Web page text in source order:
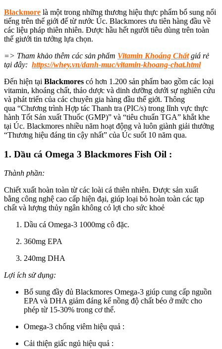
Blackmore là một trong những thương hiệu thực phẩm bổ sung nổi
tiếng trên thế giới đế từ nước Úc. Blackmores ưu tiên hàng đầu về
các liệu pháp thiên nhiên. Được hầu hết người tiêu dùng trên toàn
thế giưới tin tưởng lựa chọn.
=> Tham khảo thêm các sản phẩm Vitamin Khoáng Chấtgiá rẻ
tại đây: https://whey.vn/danh-muc/vitamin-khoang-chat.html
Đến hiện tại Blackmores có hơn 1.200 sản phẩm bao gồm các loại
vitamin, khoáng chất, thảo dược và dinh dưỡng dưới sự nghiên cứu
và phát triển của các chuyên gia hàng đầu thế giới. Thông
qua “Chương trình Hợp tác Thanh tra (PIC/s) trong lĩnh vực thực
hành Tốt Sản xuất Thuốc (GMP)” và “tiêu chuẩn TGA” khắt khe
tại Úc. Blackmores nhiều năm hoạt động và luôn giành giải thưởng
“Thương hiệu đáng tin cậy nhất” của Úc suốt 10 năm qua.
1. Dầu cá Omega 3 Blackmores Fish Oil :
Thành phần:
Chiết xuất hoàn toàn từ các loài cá thiên nhiên. Được sản xuất
bằng công nghệ cao cấp hiện đại, giúp loại bỏ hoàn toàn các tạp
chất và lượng thủy ngân không có lợi cho sức khoẻ
Dầu cá Omega-3 1000mg cô đặc.
360mg EPA
240mg DHA
Lợi ích sử dụng:
Bổ sung đầy đủ Blackmores Omega-3 giúp cung cấp nguồn
EPA và DHA giảm đáng kể nồng độ chất béo ở mức cho
phép từ 15-30% trong cơ thể.
Omega-3 chống viêm hiệu quả :
Cải thiện giấc ngủ hiệu quả :